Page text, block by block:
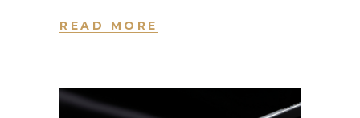
READ MORE